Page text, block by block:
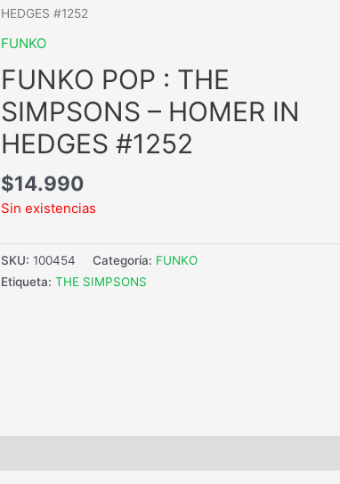
HEDGES #1252
FUNKO
FUNKO POP : THE
SIMPSONS – HOMER IN
HEDGES #1252
$14.990
Sin existencias
SKU:100454 Categoría: FUNKO
Etiqueta:THE SIMPSONS